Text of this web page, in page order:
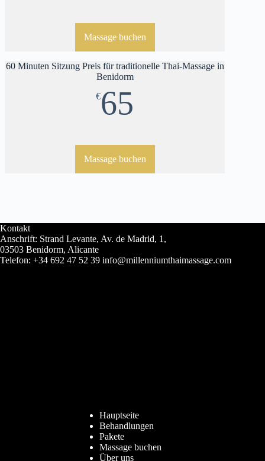
Massage buchen
60 Minuten Sitzung Preis für traditionelle Thai-Massage in
Benidorm
€65
Massage buchen
Kontakt
Anschrift: Strand Levante, Av. de Madrid, 1,
03503 Benidorm, Alicante
Telefon: +34 692 47 52 39 info@millenniumthaimassage.com
Hauptseite
Behandlungen
Pakete
Massage buchen
Über uns